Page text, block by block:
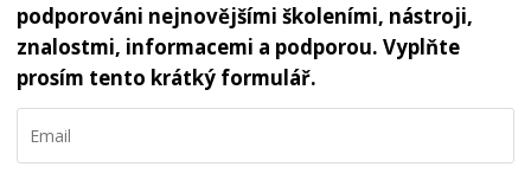
podporováni nejnovějšími školeními, nástroji,
znalostmi, informacemi a podporou. Vyplňte
prosím tento krátký formulář.